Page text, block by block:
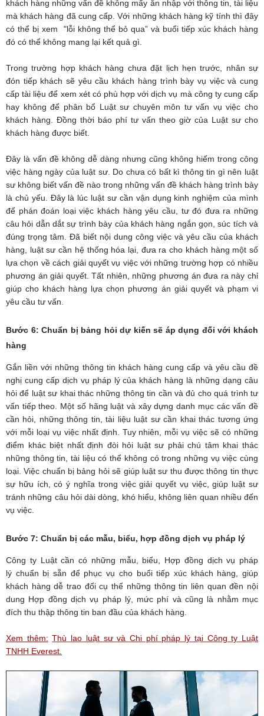
khách hàng những vấn đề không mấy ăn nhập với thông tin, tài liệu
mà khách hàng đã cung cấp. Với những khách hàng kỹ tính thì đây
có thể bị xem "lỗi không thể bỏ qua” và buổi tiếp xúc khách hàng
đó có thể không mang lại kết quả gì.
Trong trường hợp khách hàng chưa đặt lịch hẹn trước, nhân sự
đón tiếp khách sẽ yêu cầu khách hàng trình bày vụ việc và cung
cấp tài liệu để xem xét có phù hợp với dịch vụ mà công ty cung cấp
hay không để phân bổ Luật sư chuyên môn tư vấn vụ việc cho
khách hàng. Đồng thời báo phí tư vấn theo giờ của Luật sư cho
khách hàng được biết.
Đây là vấn đề không dễ dàng nhưng cũng không hiếm trong công
việc hàng ngày của luật sư. Do chưa có bất kì thông tin gì nên luật
sư không biết vấn đề nào trong những vấn đề khách hàng trình bày
là chủ yếu. Đây là lúc luật sư cần vận dụng kinh nghiệm của mình
để phán đoán loại việc khách hàng yêu cầu, tư đó đưa ra những
câu hỏi dẫn dắt sự trình bày của khách hàng ngắn gọn, súc tích và
đúng trọng tâm. Đã biết nội dung công việc và yêu cầu của khách
hàng, luật sư cần hệ thống hóa lại, đưa ra cho khách hàng một số
lựa chọn về cách giải quyết vụ việc với những trường hợp có nhiều
phương án giải quyết. Tất nhiên, những phương án đưa ra này chỉ
giúp cho khách hàng lựa chọn phương án giải quyết và phạm vi
yêu cầu tư vấn.
Bước 6: Chuẩn bị bảng hỏi dự kiến sẽ áp dụng đối với khách
hàng
Gắn liền với những thông tin khách hàng cung cấp và yêu cầu đề
nghị cung cấp dịch vụ pháp lý của khách hàng là những dạng câu
hỏi để luật sư khai thác những thông tin cần và đủ cho quá trình tư
vấn tiếp theo. Một số hãng luật và xây dựng danh mục các vấn đề
cần hỏi, những thông tin, tài liệu luật sư cần khai thác tương ứng
với mỗi loại vụ việc nhất định. Tuy nhiên, mỗi vụ việc sẽ có những
điểm khác biệt nhất định đòi hỏi luật sư phải chú tâm khai thác
những thông tin, tài liệu có thể không có trong những vụ việc cùng
loại. Việc chuẩn bị bảng hỏi sẽ giúp luật sư thu được thông tin thực
sự hữu ích, có ý nghĩa trong việc giải quyết vụ việc, giúp luật sư
tránh những câu hỏi dài dòng, khó hiểu, không liên quan nhiều đến
vụ việc.
Bước 7: Chuẩn bị các mẫu, biểu, hợp đồng dịch vụ pháp lý
Công ty Luật cần có những mẫu, biểu, Hợp đồng dịch vụ pháp
lý chuẩn bị sẵn để phục vụ cho buổi tiếp xúc khách hàng, giúp
khách hàng dễ trao đổi cụ thể những thông tin liên quan đền nội
dung Hợp đồng dịch vụ pháp lý, mức phí và cũng là nhằm mục
đích thu thập thông tin ban đầu của khách hàng.
Xem thêm: Thù lao luật sư và Chi phí pháp lý tại Công ty Luật
TNHH Everest.